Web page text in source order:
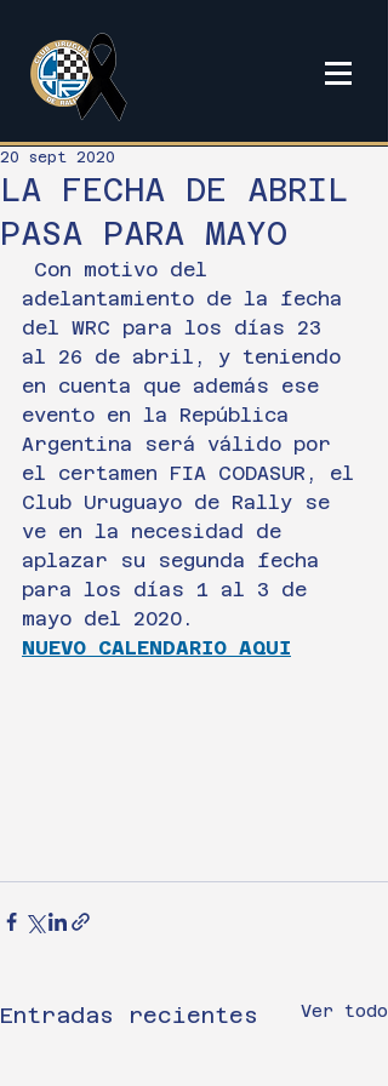
LA FECHA DE ABRIL
PASA PARA MAYO
20 sept 2020
adelantamiento de la fecha
del WRC para los días 23
al 26 de abril, y teniendo
en cuenta que además ese
evento en la República
Argentina será válido por
el certamen FIA CODASUR, el
Club Uruguayo de Rally se
ve en la necesidad de
aplazar su segunda fecha
para los días 1 al 3 de
mayo del 2020.
NUEVO CALENDARIO AQUI
Entradas recientes Ver todo